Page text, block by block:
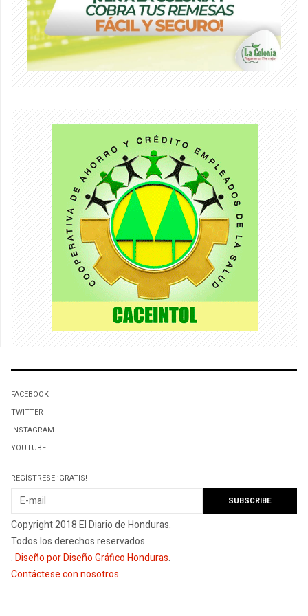
FACEBOOK
TWITTER
INSTAGRAM
YOUTUBE
REGÍSTRESE ¡GRATIS!
Copyright 2018 El Diario de Honduras.
Todos los derechos reservados.
.Diseño por Diseño Gráfico Honduras.
Contáctese con nosotros.
.